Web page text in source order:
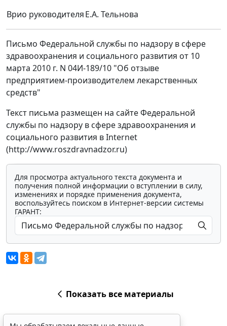
Врио руководителяЕ.А. Тельнова
Письмо Федеральной службы по надзору в сфере
здравоохранения и социального развития от 10
марта 2010 г. N 04И-189/10 "Об отзыве
предприятием-производителем лекарственных
средств"
Текст письма размещен на сайте Федеральной
службы по надзору в сфере здравоохранения и
социального развития в Internet
(http://www.roszdravnadzor.ru)
Для просмотра актуального текста документа и
получения полной информации о вступлении в силу,
изменениях и порядке применения документа,
воспользуйтесь поиском в Интернет-версии системы
ГАРАНТ:
Показать все материалы